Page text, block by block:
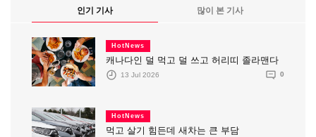
인기 기사 많이 본 기사
HotNews
캐나다인 덜 먹고 덜 쓰고 허리띠 졸라맨다
13 Jul 2026 0
HotNews
먹고 살기 힘든데 새차는 큰 부담